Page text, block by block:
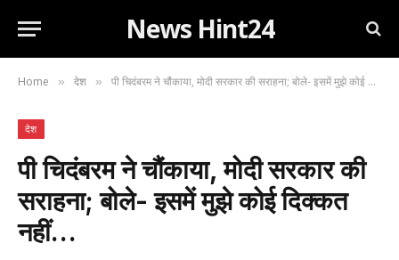
News Hint24
Home » देश » पी चिदंबरम ने चौंकाया, मोदी सरकार की सराहना; बोले- इसमें मुझे कोई दिक्कत नहीं…
देश
पी चिदंबरम ने चौंकाया, मोदी सरकार की
सराहना; बोले- इसमें मुझे कोई दिक्कत
नहीं…